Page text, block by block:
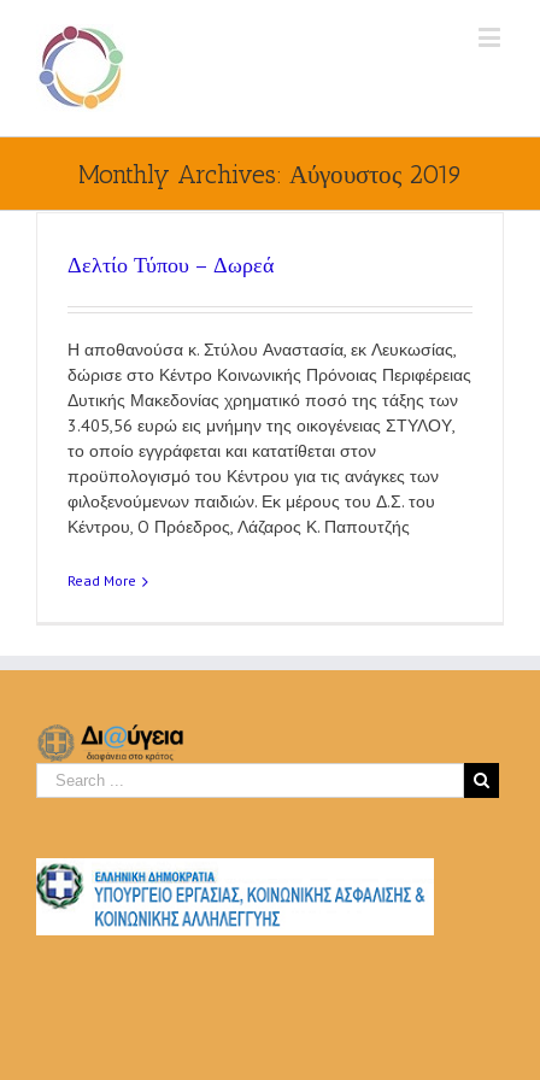
Monthly Archives: Αύγουστος 2019
Δελτίο Τύπου – Δωρεά
Η αποθανούσα κ. Στύλου Αναστασία, εκ Λευκωσίας,
δώρισε στο Κέντρο Κοινωνικής Πρόνοιας Περιφέρειας
Δυτικής Μακεδονίας χρηματικό ποσό της τάξης των
3.405,56 ευρώ εις μνήμην της οικογένειας ΣΤΥΛΟΥ,
το οποίο εγγράφεται και κατατίθεται στον
προϋπολογισμό του Κέντρου για τις ανάγκες των
φιλοξενούμενων παιδιών. Εκ μέρους του Δ.Σ. του
Κέντρου, O Πρόεδρος, Λάζαρος Κ. Παπουτζής
Read More